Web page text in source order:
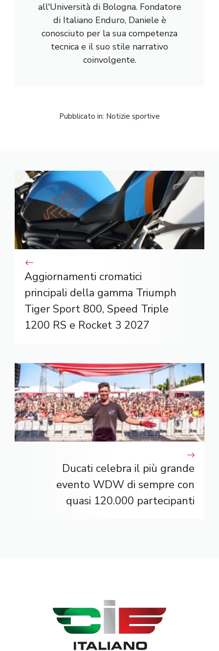
all'Università di Bologna. Fondatore
di Italiano Enduro, Daniele è
conosciuto per la sua competenza
tecnica e il suo stile narrativo
coinvolgente.
Pubblicato in: Notizie sportive
Aggiornamenti cromatici
principali della gamma Triumph
Tiger Sport 800, Speed ​​Triple
1200 RS e Rocket 3 2027
Ducati celebra il più grande
evento WDW di sempre con
quasi 120.000 partecipanti